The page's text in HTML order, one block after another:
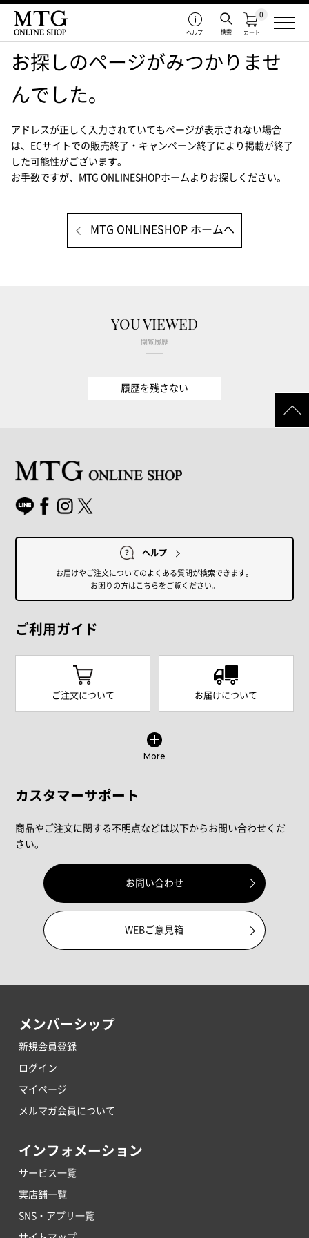
カート
0
検索
ヘルプ
お探しのページがみつかりませ
んでした。
アドレスが正しく入力されていてもページが表示されない場合
は、
ECサイトでの販売終了・キャンペーン終了により掲載が終了
した可能性がございます。
お手数ですが、MTG ONLINESHOPホームよりお探しください。
MTG ONLINESHOP ホームへ
YOU VIEWED
閲覧履歴
履歴を残さない
ヘルプ
お届けやご注文についてのよくある質問が検索できます。
お困りの方はこちらをご覧ください。
ご利用ガイド
ご注文について お届けについて
More
カスタマーサポート
商品やご注文に関する不明点などは以下からお問い合わせくだ
さい。
お問い合わせ
WEBご意見箱
メンバーシップ
新規会員登録
ログイン
マイページ
メルマガ会員について
インフォメーション
サービス一覧
実店舗一覧
SNS・アプリ一覧